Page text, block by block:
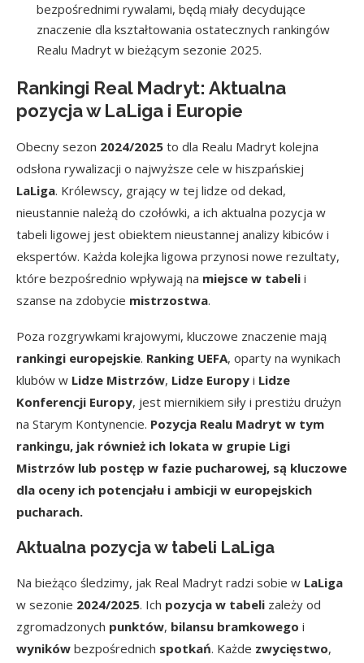
bezpośrednimi rywalami, będą miały decydujące
znaczenie dla kształtowania ostatecznych rankingów
Realu Madryt w bieżącym sezonie 2025.
Rankingi Real Madryt: Aktualna
pozycja w LaLiga i Europie
Obecny sezon 2024/2025 to dla Realu Madryt kolejna
odsłona rywalizacji o najwyższe cele w hiszpańskiej
LaLiga. Królewscy, grający w tej lidze od dekad,
nieustannie należą do czołówki, a ich aktualna pozycja w
tabeli ligowej jest obiektem nieustannej analizy kibiców i
ekspertów. Każda kolejka ligowa przynosi nowe rezultaty,
które bezpośrednio wpływają na miejsce w tabeli i
szanse na zdobycie mistrzostwa.
Poza rozgrywkami krajowymi, kluczowe znaczenie mają
rankingi europejskie. Ranking UEFA, oparty na wynikach
klubów w Lidze Mistrzów, Lidze Europy i Lidze
Konferencji Europy, jest miernikiem siły i prestiżu drużyn
na Starym Kontynencie. Pozycja Realu Madryt w tym
rankingu, jak również ich lokata w grupie Ligi
Mistrzów lub postęp w fazie pucharowej, są kluczowe
dla oceny ich potencjału i ambicji w europejskich
pucharach.
Aktualna pozycja w tabeli LaLiga
Na bieżąco śledzimy, jak Real Madryt radzi sobie w LaLiga
w sezonie 2024/2025. Ich pozycja w tabeli zależy od
zgromadzonych punktów, bilansu bramkowego i
wyników bezpośrednich spotkań. Każde zwycięstwo,